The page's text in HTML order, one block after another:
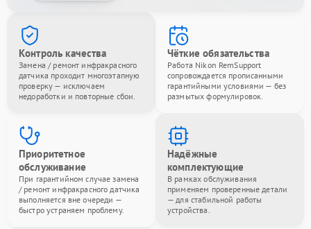
Контроль качества
Замена / ремонт инфракрасного
датчика проходит многоэтапную
проверку — исключаем
недоработки и повторные сбои.
Чёткие обязательства
Работа Nikon RemSupport
сопровождается прописанными
гарантийными условиями — без
размытых формулировок.
Приоритетное
обслуживание
При гарантийном случае замена
/ ремонт инфракрасного датчика
выполняется вне очереди —
быстро устраняем проблему.
Надёжные
комплектующие
В рамках обслуживания
применяем проверенные детали
— для стабильной работы
устройства.